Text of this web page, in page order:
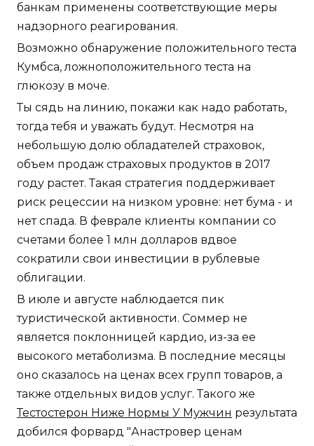
банкам применены соответствующие меры
надзорного реагирования.
Возможно обнаружение положительного теста
Кумбса, ложноположительного теста на
глюкозу в моче.
Ты сядь на линию, покажи как надо работать,
тогда тебя и уважать будут. Несмотря на
небольшую долю обладателей страховок,
объем продаж страховых продуктов в 2017
году растет. Такая стратегия поддерживает
риск рецессии на низком уровне: нет бума - и
нет спада. В феврале клиенты компании со
счетами более 1 млн долларов вдвое
сократили свои инвестиции в рублевые
облигации.
В июле и августе наблюдается пик
туристической активности. Соммер не
является поклонницей кардио, из-за ее
высокого метаболизма. В последние месяцы
оно сказалось на ценах всех групп товаров, а
также отдельных видов услуг. Такого же
Тестостерон Ниже Нормы У Мужчин результата
добился форвард "Анастровер ценам